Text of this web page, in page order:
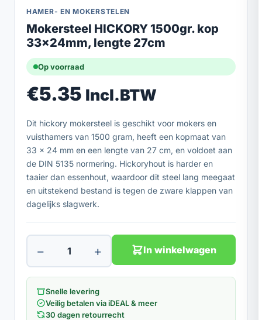
HAMER- EN MOKERSTELEN
Mokersteel HICKORY 1500gr. kop
33x24mm, lengte 27cm
Op voorraad
€5.35 Incl.BTW
Dit hickory mokersteel is geschikt voor mokers en
vuisthamers van 1500 gram, heeft een kopmaat van
33 x 24 mm en een lengte van 27 cm, en voldoet aan
de DIN 5135 normering. Hickoryhout is harder en
taaier dan essenhout, waardoor dit steel lang meegaat
en uitstekend bestand is tegen de zware klappen van
dagelijks slagwerk.
− + In winkelwagen
Snelle levering
Veilig betalen via iDEAL & meer
30 dagen retourrecht